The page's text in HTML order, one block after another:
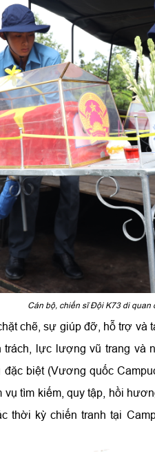
Cán bộ, chiến sĩ Đội K73 di quan
chẽ, sự giúp đỡ, hỗ trợ và
lực lượng vũ trang và
biệt (Vương quốc
vụ tìm kiếm, quy tập, hồi
thời kỳ chiến tranh tại